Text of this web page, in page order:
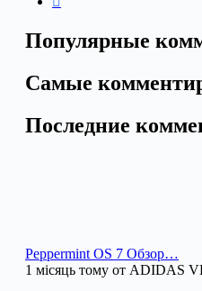
Популярные
Самые
Последние
Peppermint OS 7 Обзор…
1 місяць тому от ADIDAS